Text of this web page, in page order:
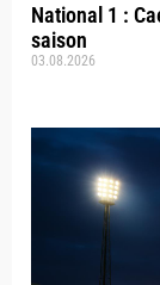
National 1 :
saison
03.08.2026